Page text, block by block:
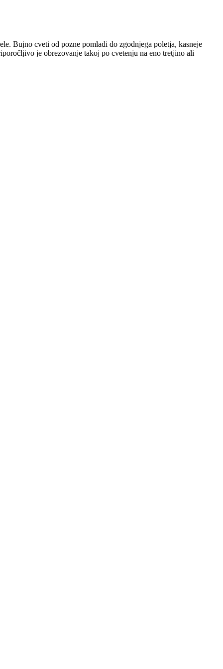
Bujno cveti od pozne pomladi do zgodnjega poletja, kasneje
je obrezovanje takoj po cvetenju na eno tretjino ali